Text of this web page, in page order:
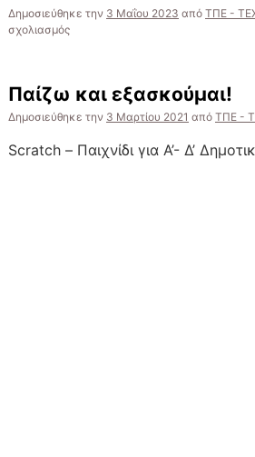
Δημοσιεύθηκε την 3 Μαΐου 2023 από ΤΠΕ -
σχολιασμόςστο
Παίζω και εξασκούμαι!
Δημοσιεύθηκε την 3 Μαρτίου 2021 από ΤΠΕ -
Scratch – Παιχνίδι για Α’- Δ’